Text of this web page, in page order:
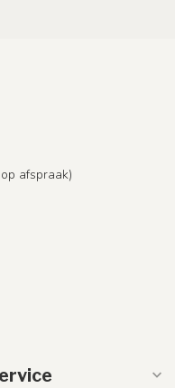
afspraak)